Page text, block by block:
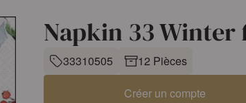
Napkin 33 Winter
33310505 12 Pièces
Créer un compte